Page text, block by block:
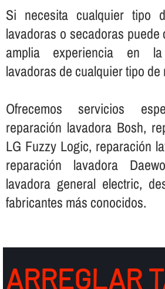
Si necesita cualquier tipo
lavadoras o secadoras
amplia experiencia en
lavadoras de cualquier tipo de
Ofrecemos servicios
reparación lavadora Bosh,
LG Fuzzy Logic, reparación
reparación lavadora
lavadora general electric,
fabricantes más conocidos.
ARREGLAR